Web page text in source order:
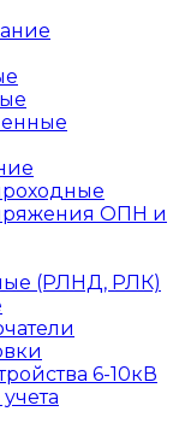
ОПН и
(РЛНД, РЛК)
6-10кВ